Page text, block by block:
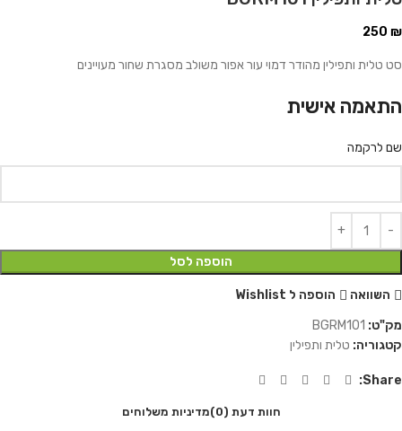
250 ₪
סט טלית ותפילין מהודר דמוי עור אפור משולב מסגרת שחור מעויינים
התאמה אישית
שם לרקמה
הוספה לסל
השוואה
הוספה ל Wishlist
מק"ט: BGRM101
קטגוריה: טלית ותפילין
Share:
חוות דעת (0) מדיניות משלוחים